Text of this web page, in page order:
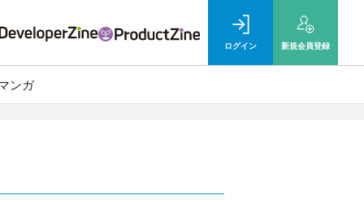
ログイン 新規会員登録
ンガ